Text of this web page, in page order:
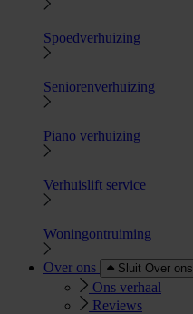
Spoedverhuizing
Seniorenverhuizing
Piano verhuizing
Verhuislift service
Woningontruiming
Over ons Sluit Over ons
Ons verhaal
Reviews